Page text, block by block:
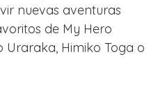
nuevas aventuras
de My Hero
Uraraka, Himiko Toga o